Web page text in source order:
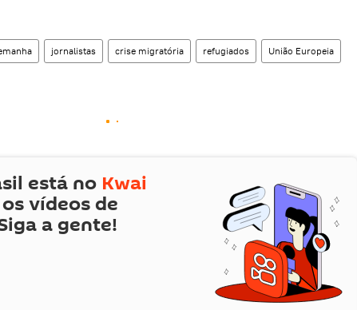
jornalistas crise migratória refugiados União Europeia
está no Kwai
vídeos de
a gente!